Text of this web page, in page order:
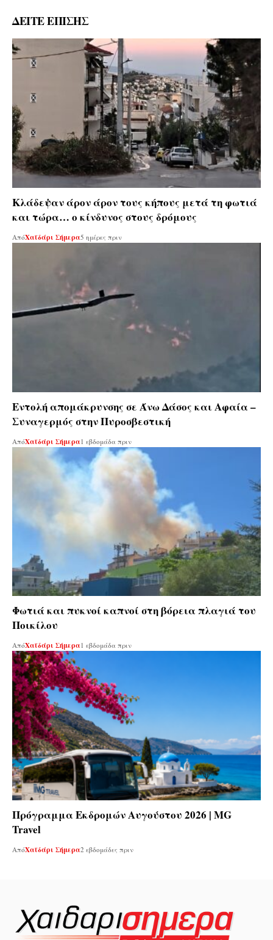
ΔΕΙΤΕ ΕΠΙΣΗΣ
Κλάδεψαν άρον άρον τους κήπους μετά τη φωτιά
και τώρα… ο κίνδυνος στους δρόμους
ΑπόΧαϊδάρι Σήμερα5 ημέρες πριν
Εντολή απομάκρυνσης σε Άνω Δάσος και Αφαία –
Συναγερμός στην Πυροσβεστική
ΑπόΧαϊδάρι Σήμερα 1 εβδομάδα πριν
Φωτιά και πυκνοί καπνοί στη βόρεια πλαγιά του
Ποικίλου
ΑπόΧαϊδάρι Σήμερα1 εβδομάδα πριν
Πρόγραμμα Εκδρομών Αυγούστου 2026 | MG
Travel
ΑπόΧαϊδάρι Σήμερα2 εβδομάδες πριν